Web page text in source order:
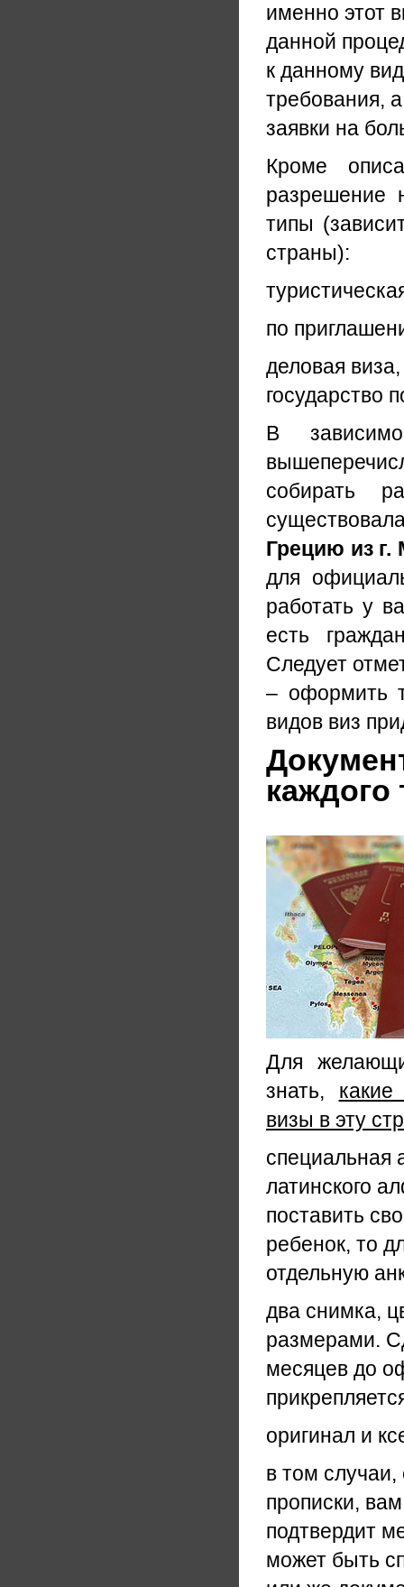
именно этот
данной
к данному
требования,
заявки на
Кроме
разрешение
типы
страны):
по
деловая
государство
В
собирать
Грецию из г.
для
работать у
есть
Следует
– оформить
видов виз
каждого
Для
знать,
визы в эту
специальная
латинского
поставить
ребенок, то
отдельную
два снимка,
размерами.
месяцев до
оригинал и
в том
прописки,
подтвердит
может быть